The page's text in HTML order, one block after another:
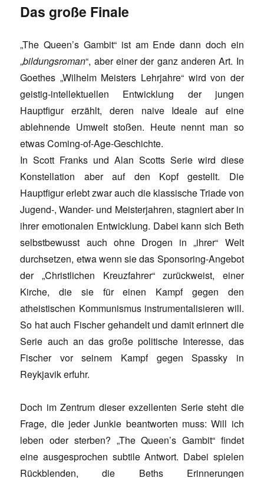
Das große Finale
„The Queen’s Gambit“ ist am Ende dann doch ein
„bildungsroman“, aber einer der ganz anderen Art. In
Goethes „Wilhelm Meisters Lehrjahre“ wird von der
geistig-intellektuellen Entwicklung der jungen
Hauptfigur erzählt, deren naive Ideale auf eine
ablehnende Umwelt stoßen. Heute nennt man so
etwas Coming-of-Age-Geschichte.
In Scott Franks und Alan Scotts Serie wird diese
Konstellation aber auf den Kopf gestellt. Die
Hauptfigur erlebt zwar auch die klassische Triade von
Jugend-, Wander- und Meisterjahren, stagniert aber in
ihrer emotionalen Entwicklung. Dabei kann sich Beth
selbstbewusst auch ohne Drogen in „ihrer“ Welt
durchsetzen, etwa wenn sie das Sponsoring-Angebot
der „Christlichen Kreuzfahrer“ zurückweist, einer
Kirche, die sie für einen Kampf gegen den
atheistischen Kommunismus instrumentalisieren will.
So hat auch Fischer gehandelt und damit erinnert die
Serie auch an das große politische Interesse, das
Fischer vor seinem Kampf gegen Spassky in
Reykjavik erfuhr.
Doch im Zentrum dieser exzellenten Serie steht die
Frage, die jeder Junkie beantworten muss: Will ich
leben oder sterben? „The Queen’s Gambit“ findet
eine ausgesprochen subtile Antwort. Dabei spielen
Rückblenden, die Beths Erinnerungen